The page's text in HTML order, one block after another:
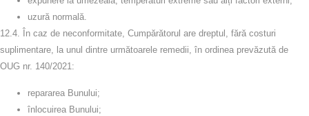
uzură normală.
12.4. În caz de neconformitate, Cumpărătorul are dreptul, fără costuri
suplimentare, la unul dintre următoarele remedii, în ordinea prevăzută de
OUG nr. 140/2021:
repararea Bunului;
înlocuirea Bunului;